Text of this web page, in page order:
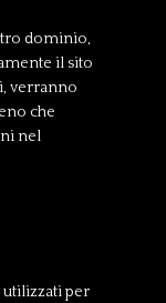
dominio,
il sito
verranno
che
nel
utilizzati per